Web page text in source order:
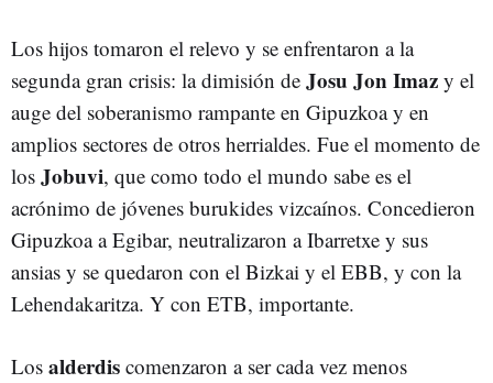
Los hijos tomaron el relevo y se enfrentaron a la
segunda gran crisis: la dimisión de Josu Jon Imaz y el
auge del soberanismo rampante en Gipuzkoa y en
amplios sectores de otros herrialdes. Fue el momento de
los Jobuvi, que como todo el mundo sabe es el
acrónimo de jóvenes burukides vizcaínos. Concedieron
Gipuzkoa a Egibar, neutralizaron a Ibarretxe y sus
ansias y se quedaron con el Bizkai y el EBB, y con la
Lehendakaritza. Y con ETB, importante.
Los alderdis comenzaron a ser cada vez menos